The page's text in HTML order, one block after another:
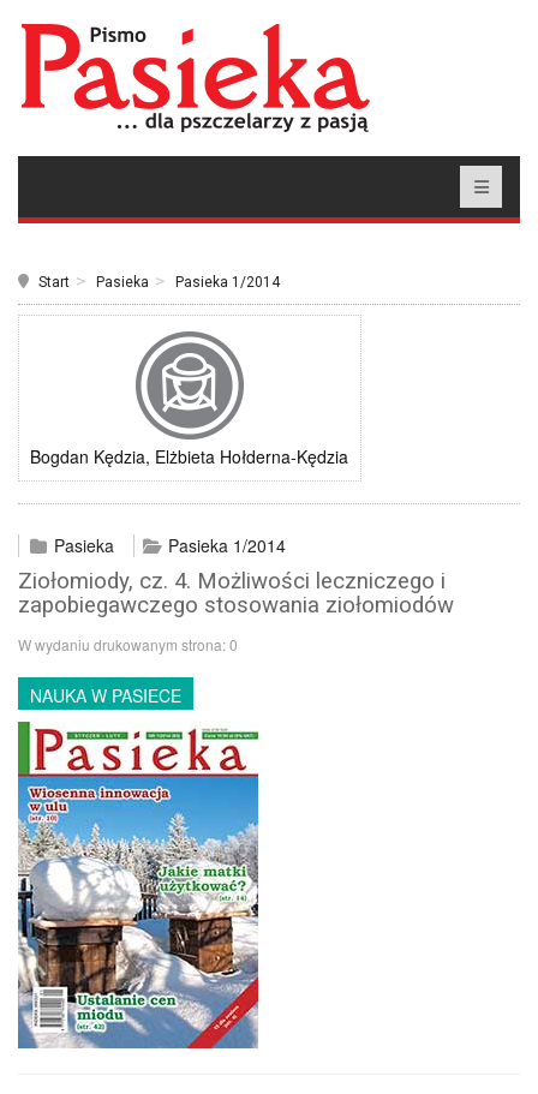
Start Pasieka Pasieka 1/2014
Bogdan Kędzia, Elżbieta Hołderna-Kędzia
Pasieka Pasieka 1/2014
Ziołomiody, cz. 4. Możliwości leczniczego i
zapobiegawczego stosowania ziołomiodów
W wydaniu drukowanym strona:0
NAUKA W PASIECE